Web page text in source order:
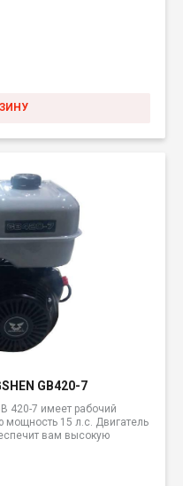
GB420-7
420-7 имеет рабочий
15 л.с. Двигатель
вам высокую